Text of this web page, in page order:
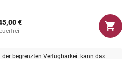
€
der begrenzten Verfügbarkeit kann das